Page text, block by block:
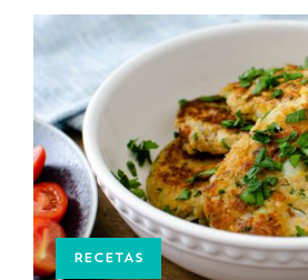
RECETAS